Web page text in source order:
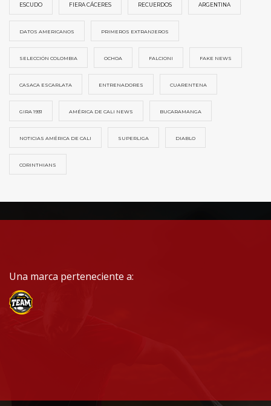
ESCUDO FIERA CÁCERES RECUERDOS ARGENTINA
DATOS AMERICANOS PRIMEROS EXTRANJEROS
SELECCIÓN COLOMBIA OCHOA FALCIONI FAKE NEWS
CASACA ESCARLATA ENTRENADORES CUARENTENA
GIRA 1931 AMÉRICA DE CALI NEWS BUCARAMANGA
NOTICIAS AMÉRICA DE CALI SUPERLIGA DIABLO
CORINTHIANS
Una marca perteneciente a: